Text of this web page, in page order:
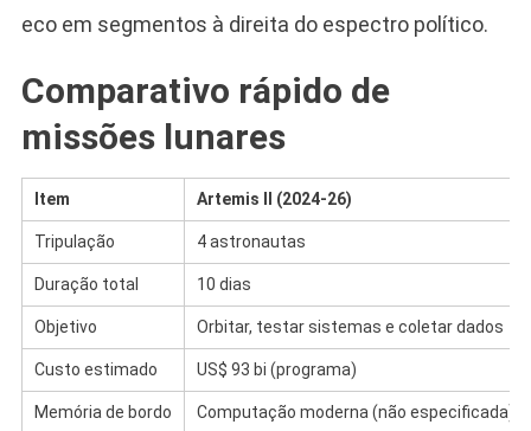
eco em segmentos à direita do espectro político.
Comparativo rápido de
missões lunares
Item Artemis II (2024-26)
Tripulação 4 astronautas
Duração total 10 dias
Objetivo Orbitar, testar sistemas e coletar dados
Custo estimado US$ 93 bi (programa)
Memória de bordo Computação moderna (não especificada)